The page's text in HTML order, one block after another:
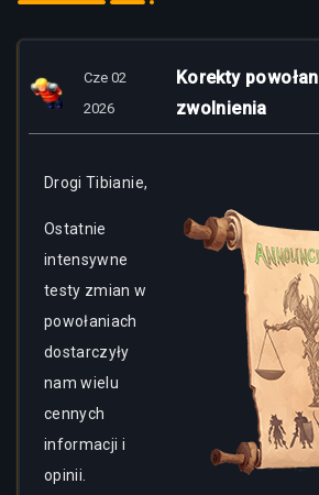
Cze 02
2026
Korekty
zwolnienia
Drogi Tibianie,
Ostatnie
intensywne
testy zmian w
powołaniach
dostarczyły
nam wielu
cennych
informacji i
opinii.